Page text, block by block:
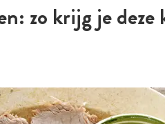
zo krijg je deze